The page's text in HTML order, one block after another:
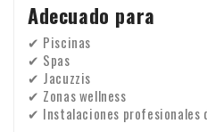
Adecuado para
✔ Piscinas
✔ Spas
✔ Jacuzzis
✔ Zonas wellness
✔ Instalaciones profesionales